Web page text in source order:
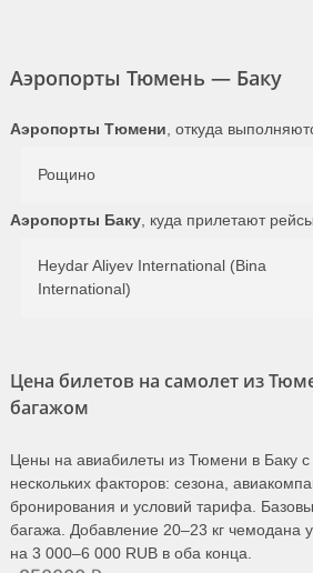
Аэропорты Тюмень — Баку
Аэропорты Тюмени , откуда
Рощино
Аэропорты Баку , куда прилетают
Heydar Aliyev International (Bina
International)
Цена билетов на самолет из
багажом
Цены на авиабилеты из Тюмени в Баку с
нескольких факторов: сезона,
бронирования и условий тарифа.
багажа. Добавление 20–23 кг чемодана
на 3 000–6 000 RUB в оба конца.